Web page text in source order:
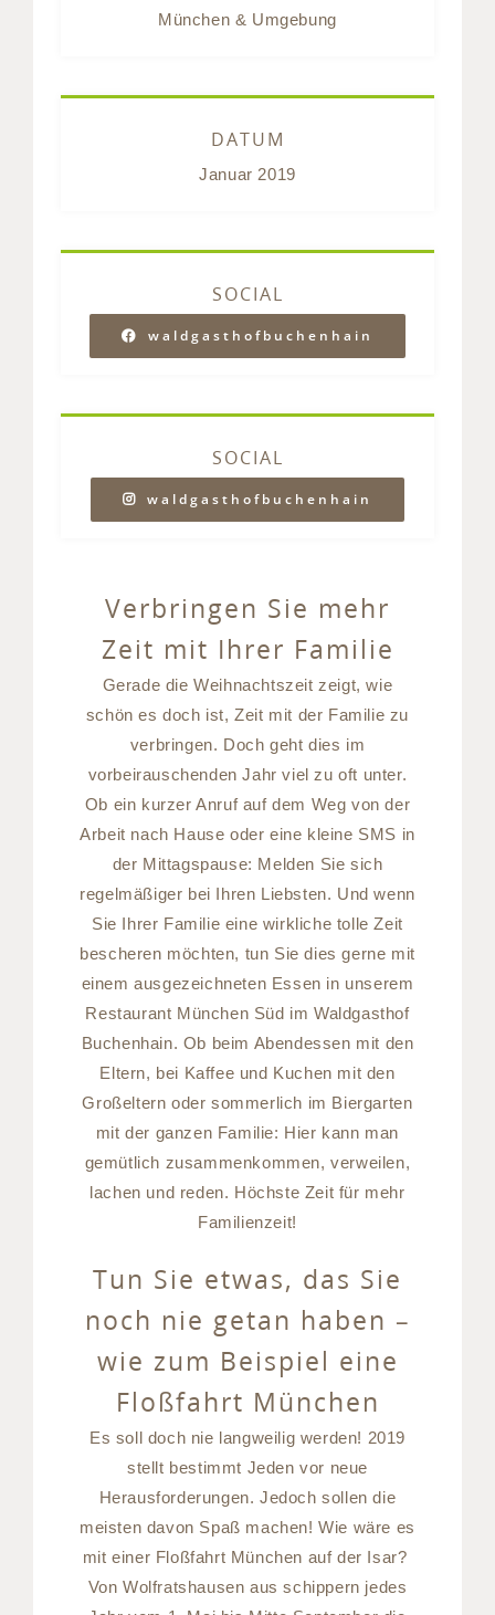
München & Umgebung
DATUM
Januar 2019
SOCIAL
waldgasthofbuchenhain
SOCIAL
waldgasthofbuchenhain
Verbringen Sie mehr
Zeit mit Ihrer Familie
Gerade die Weihnachtszeit zeigt, wie
schön es doch ist, Zeit mit der Familie zu
verbringen. Doch geht dies im
vorbeirauschenden Jahr viel zu oft unter.
Ob ein kurzer Anruf auf dem Weg von der
Arbeit nach Hause oder eine kleine SMS in
der Mittagspause: Melden Sie sich
regelmäßiger bei Ihren Liebsten. Und wenn
Sie Ihrer Familie eine wirkliche tolle Zeit
bescheren möchten, tun Sie dies gerne mit
einem ausgezeichneten Essen in unserem
Restaurant München Süd im Waldgasthof
Buchenhain. Ob beim Abendessen mit den
Eltern, bei Kaffee und Kuchen mit den
Großeltern oder sommerlich im Biergarten
mit der ganzen Familie: Hier kann man
gemütlich zusammenkommen, verweilen,
lachen und reden. Höchste Zeit für mehr
Familienzeit!
Tun Sie etwas, das Sie
noch nie getan haben –
wie zum Beispiel eine
Floßfahrt München
Es soll doch nie langweilig werden! 2019
stellt bestimmt Jeden vor neue
Herausforderungen. Jedoch sollen die
meisten davon Spaß machen! Wie wäre es
mit einer Floßfahrt München auf der Isar?
Von Wolfratshausen aus schippern jedes